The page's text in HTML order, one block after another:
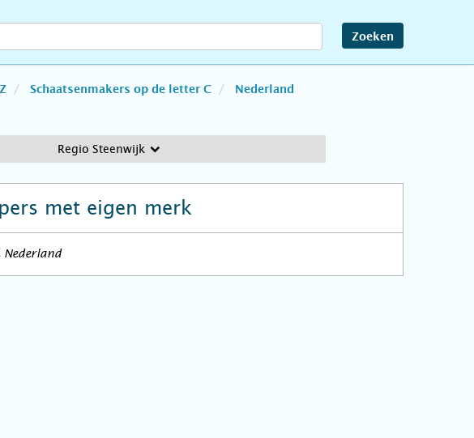
Zoeken
Schaatsenmakers op de letter C
Nederland
Regio Steenwijk
met eigen merk
Nederland